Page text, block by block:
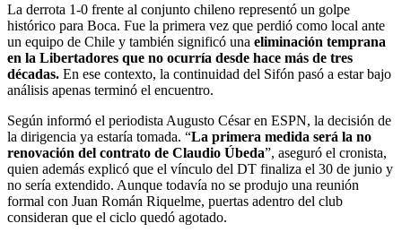
La derrota 1-0 frente al conjunto chileno representó un golpe
histórico para Boca. Fue la primera vez que perdió como local ante
un equipo de Chile y también significó una eliminación temprana
en la Libertadores que no ocurría desde hace más de tres
décadas. En ese contexto, la continuidad del Sifón pasó a estar bajo
análisis apenas terminó el encuentro.
Según informó el periodista Augusto César en ESPN, la decisión de
la dirigencia ya estaría tomada. “La primera medida será la no
renovación del contrato de Claudio Úbeda”, aseguró el cronista,
quien además explicó que el vínculo del DT finaliza el 30 de junio y
no sería extendido. Aunque todavía no se produjo una reunión
formal con Juan Román Riquelme, puertas adentro del club
consideran que el ciclo quedó agotado.